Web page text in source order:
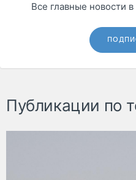
Все главные новости
Публикации по